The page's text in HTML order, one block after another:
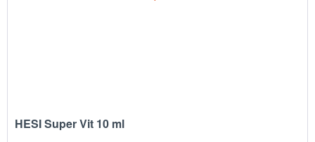
HESI Super Vit 10 ml